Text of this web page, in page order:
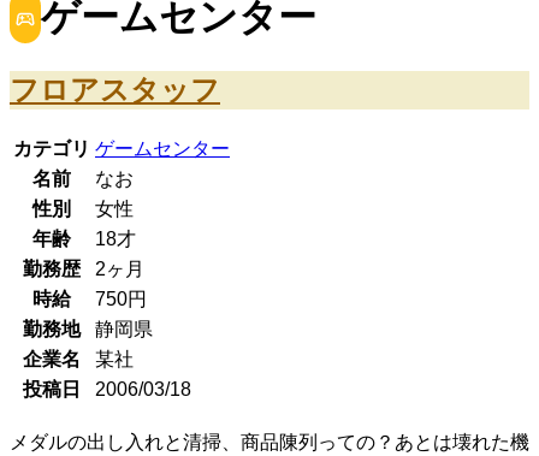
ゲームセンター
フロアスタッフ
カテゴリ ゲームセンター
名前
なお
性別
女性
年齢
18才
勤務歴
2ヶ月
時給
750円
勤務地
静岡県
企業名
某社
投稿日
2006/03/18
メダルの出し入れと清掃、商品陳列っての？あとは壊れた機